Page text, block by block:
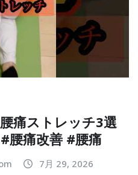
痛ストレッチ3選
腰痛改善 #腰痛
7月 29, 2026